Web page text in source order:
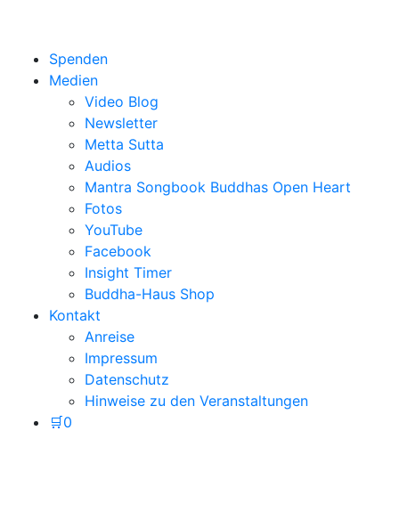
Spenden
Medien
Video Blog
Newsletter
Metta Sutta
Audios
Mantra Songbook Buddhas Open Heart
Fotos
YouTube
Facebook
Insight Timer
Buddha-Haus Shop
Kontakt
Anreise
Impressum
Datenschutz
Hinweise zu den Veranstaltungen
🛒0